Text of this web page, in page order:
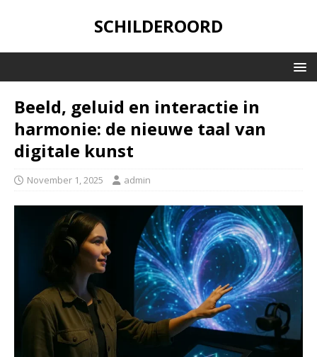
SCHILDEROORD
Beeld, geluid en interactie in
harmonie: de nieuwe taal van
digitale kunst
November 1, 2025 admin